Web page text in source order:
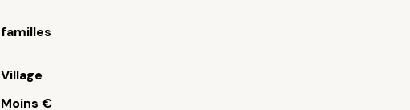
familles
Village
Moins €